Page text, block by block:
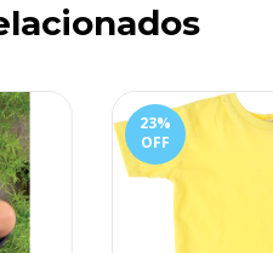
23%
OFF